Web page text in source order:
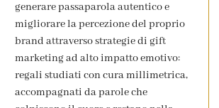
generare passaparola autentico e
migliorare la percezione del proprio
brand attraverso strategie di gift
marketing ad alto impatto emotivo:
regali studiati con cura millimetrica,
accompagnati da parole che